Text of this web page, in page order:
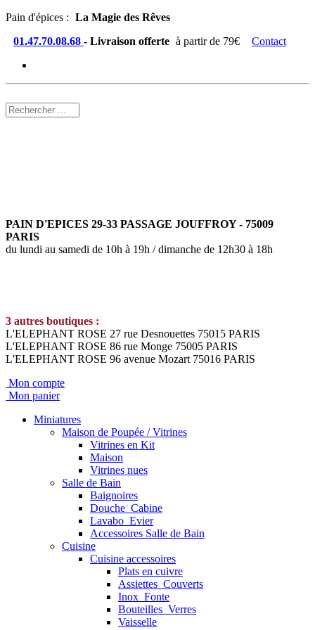
Pain d'épices : La Magie des Rêves
01.47.70.08.68 - Livraison offerte à partir de 79€ Contact
PAIN D'EPICES 29-33 PASSAGE JOUFFROY - 75009
PARIS
du lundi au samedi de 10h à 19h / dimanche de 12h30 à 18h
3 autres boutiques :
L'ELEPHANT ROSE 27 rue Desnouettes 75015 PARIS
L'ELEPHANT ROSE 86 rue Monge 75005 PARIS
L'ELEPHANT ROSE 96 avenue Mozart 75016 PARIS
Mon compte
Mon panier
Miniatures
Maison de Poupée / Vitrines
Vitrines en Kit
Maison
Vitrines nues
Salle de Bain
Baignoires
Douche_Cabine
Lavabo_Evier
Accessoires Salle de Bain
Cuisine
Cuisine accessoires
Plats en cuivre
Assiettes_Couverts
Inox_Fonte
Bouteilles_Verres
Vaisselle